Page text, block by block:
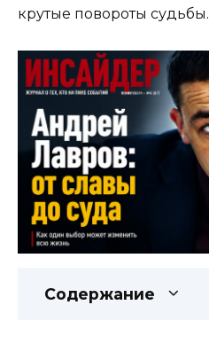
крутые повороты судьбы.
Содержание